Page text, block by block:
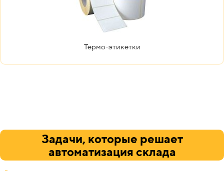
Термо-этикетки
Задачи, которые решает
автоматизация склада